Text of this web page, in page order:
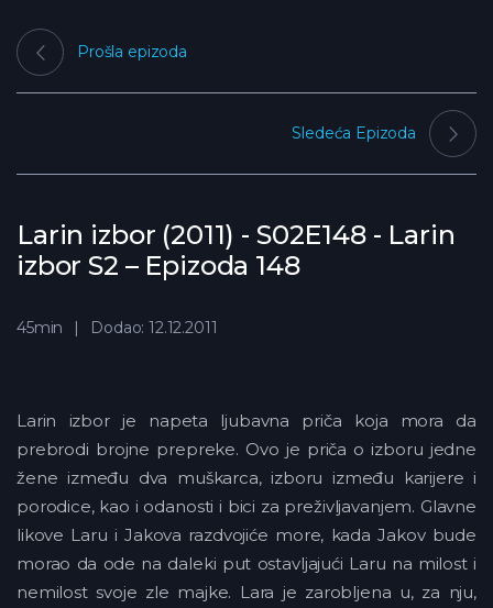
Larin izbor (2011) - S02E148 - Larin
izbor S2 – Epizoda 148
Prošla epizoda
Sledeća Epizoda
45min Dodao: 12.12.2011
Larin izbor je napeta ljubavna priča koja mora da
prebrodi brojne prepreke. Ovo je priča o izboru jedne
žene između dva muškarca, izboru između karijere i
porodice, kao i odanosti i bici za preživljavanjem. Glavne
likove Laru i Jakova razdvojiće more, kada Jakov bude
morao da ode na daleki put ostavljajući Laru na milost i
nemilost svoje zle majke. Lara je zarobljena u, za nju,